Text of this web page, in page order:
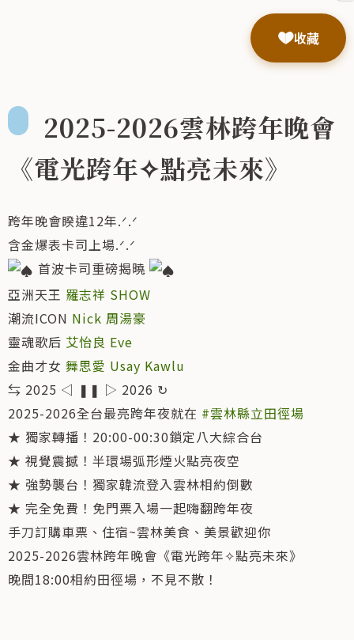
2025-2026雲林跨年晚會
《電光跨年✧點亮未來》
跨年晚會睽違12年.ᐟ.ᐟ
含金爆表卡司上場.ᐟ.ᐟ
首波卡司重磅揭曉
亞洲天王 羅志祥 SHOW
潮流ICON Nick 周湯豪
靈魂歌后 艾怡良 Eve
金曲才女 舞思愛 Usay Kawlu
⇆ 2025 ◁ ❚❚ ▷ 2026 ↻
2025-2026全台最亮跨年夜就在 #雲林縣立田徑場
★ 獨家轉播！20:00-00:30鎖定八大綜合台
★ 視覺震撼！半環場弧形煙火點亮夜空
★ 強勢襲台！獨家韓流登入雲林相約倒數
★ 完全免費！免門票入場一起嗨翻跨年夜
手刀訂購車票、住宿~雲林美食、美景歡迎你
2025-2026雲林跨年晚會《電光跨年✧點亮未來》
晚間18:00相約田徑場，不見不散！
收藏